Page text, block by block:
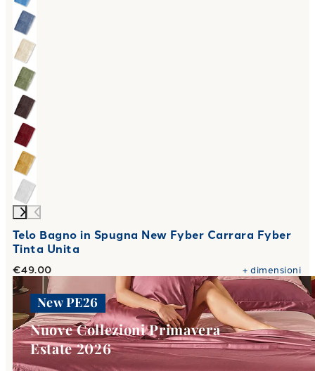
Telo Bagno in Spugna New Fyber Carrara Fyber
Tinta Unita
€49.00 +dimensioni
New PE26
Nuove Collezioni Primavera
Estate 2026